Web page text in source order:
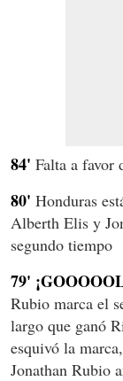
84' Falta a favor
80' Honduras
Alberth Elis y
segundo tiempo
79'
Rubio marca el
largo que ganó
esquivó la
Jonathan Rubio